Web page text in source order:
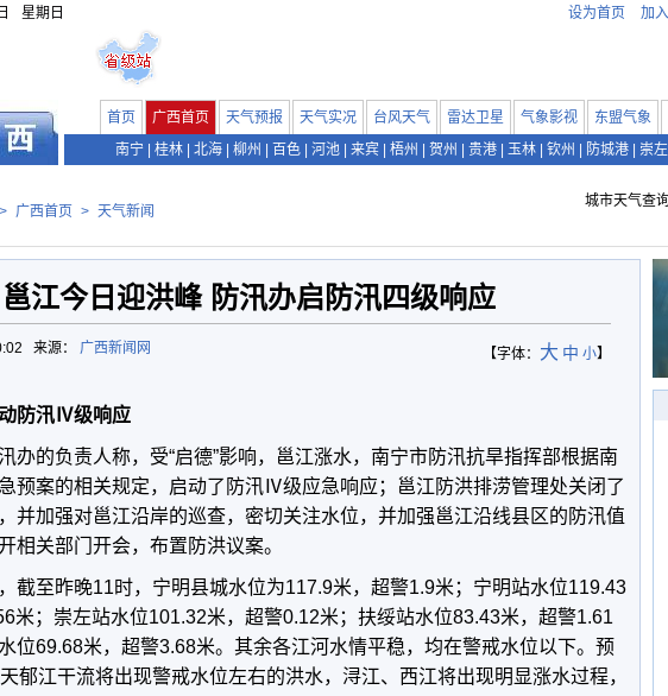
星期日 设为首页 加
首页 广西首页 天气预报 天气实况 台风天气 雷达卫星 气象影视 东盟气象
南宁
桂林 北海 柳州 百色 河池 来宾 梧州 贺州 贵港 玉林 钦州 防城港 崇左
> 广西首页 > 天气新闻
城市天气查询
邕江今日迎洪峰 防汛办启防汛四级响应
【字体： 大 中 小】
来源： 广西新闻网
防汛Ⅳ级响应
办的负责人称，受“启德”影响，邕江涨水，南宁市防汛抗旱指挥部根据南
预案的相关规定，启动了防汛Ⅳ级应急响应；邕江防洪排涝管理处关闭了
并加强对邕江沿岸的巡查，密切关注水位，并加强邕江沿线县区的防汛值
相关部门开会，布置防洪议案。
截至昨晚11时，宁明县城水位为117.9米，超警1.9米；宁明站水位119.43
米；崇左站水位101.32米，超警0.12米；扶绥站水位83.43米，超警1.61
位69.68米，超警3.68米。其余各江河水情平稳，均在警戒水位以下。预
郁江干流将出现警戒水位左右的洪水，浔江、西江将出现明显涨水过程，